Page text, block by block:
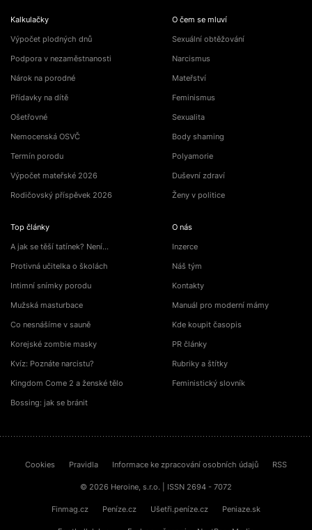
Kalkulačky
Výpočet plodných dnů
Podpora v nezaměstnanosti
Nárok na porodné
Přídavky na dítě
Ošetřovné
Nemocenská OSVČ
Termín porodu
Výpočet mateřské 2026
Rodičovský příspěvek 2026
Top články
A jak se těší tatínek? Není…
Protivná učitelka o školách
Intimní snímky porodu
Mužská masturbace
Co nesnášíme v sauně
Korejské zombie masky
Kvíz: Poznáte narcistu?
Kingdom Come 2 a ženské tělo
Bossing: jak se bránit
O čem se mluví
Sexuální obtěžování
Narcismus
Mateřství
Feminismus
Sexualita
Body shaming
Polyamorie
Duševní zdraví
Ženy v politice
O nás
Inzerce
Náš tým
Kontakty
Manuál pro moderní mámy
Kde koupit časopis
PR články
Rubriky a štítky
Feministický slovník
Cookies Pravidla Informace ke zpracování osobních údajů RSS
© 2026 Heroine, s.r.o. | ISSN 2694 - 7072
Finmag.cz Peníze.cz Ušetři.peníze.cz Peniaze.sk